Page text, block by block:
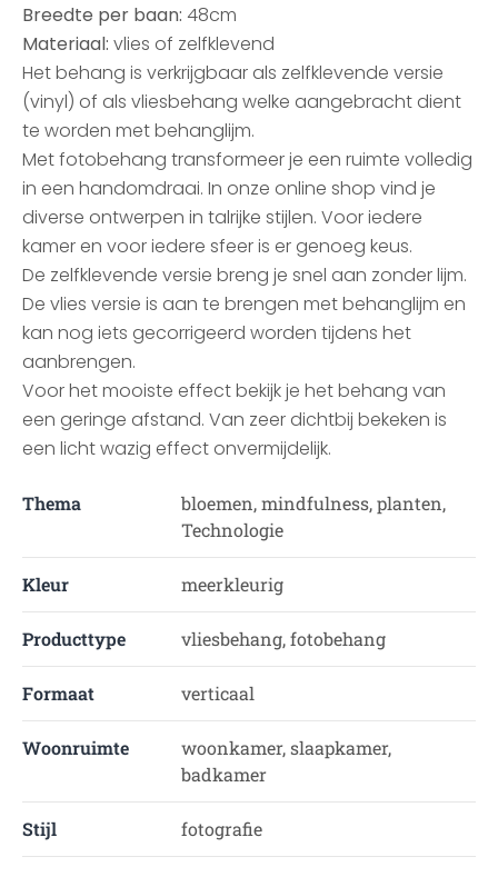
Breedte per baan: 48cm
Materiaal: vlies of zelfklevend
Het behang is verkrijgbaar als zelfklevende versie
(vinyl) of als vliesbehang welke aangebracht dient
te worden met behanglijm.
Met fotobehang transformeer je een ruimte volledig
in een handomdraai. In onze online shop vind je
diverse ontwerpen in talrijke stijlen. Voor iedere
kamer en voor iedere sfeer is er genoeg keus.
De zelfklevende versie breng je snel aan zonder lijm.
De vlies versie is aan te brengen met behanglijm en
kan nog iets gecorrigeerd worden tijdens het
aanbrengen.
Voor het mooiste effect bekijk je het behang van
een geringe afstand. Van zeer dichtbij bekeken is
een licht wazig effect onvermijdelijk.
Thema
bloemen, mindfulness, planten,
Technologie
Kleur meerkleurig
Producttype vliesbehang, fotobehang
Formaat verticaal
Woonruimte
woonkamer, slaapkamer,
badkamer
Stijl fotografie